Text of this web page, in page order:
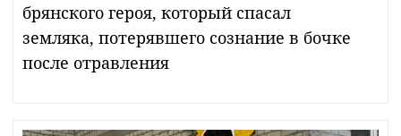
брянского героя, который спасал
земляка, потерявшего сознание в бочке
после отравления